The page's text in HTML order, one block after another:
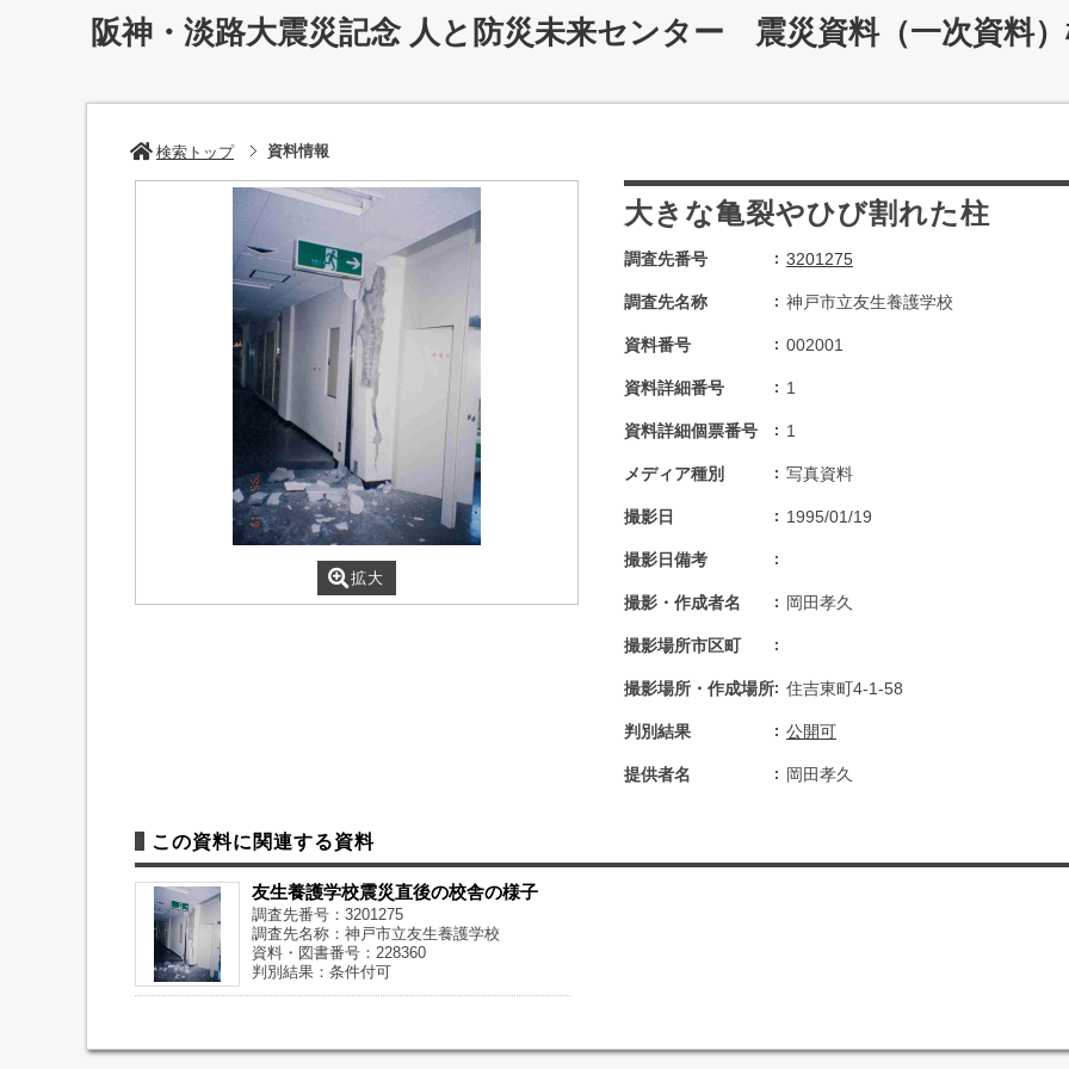
阪神・淡路大震災記念 人と防災未来センター 震災資料（一次資料
検索トップ 資料情報
拡大
大きな亀裂やひび割れた柱
調査先番号 3201275
調査先名称 神戸市立友生養護学校
資料番号 002001
資料詳細番号 1
資料詳細個票番号 1
メディア種別 写真資料
撮影日 1995/01/19
撮影日備考
撮影・作成者名 岡田孝久
撮影場所市区町
撮影場所・作成場所 住吉東町4-1-58
判別結果 公開可
提供者名 岡田孝久
この資料に関連する資料
友生養護学校震災直後の校舎の様子
調査先番号：3201275
調査先名称：神戸市立友生養護学校
資料・図書番号：228360
判別結果：条件付可